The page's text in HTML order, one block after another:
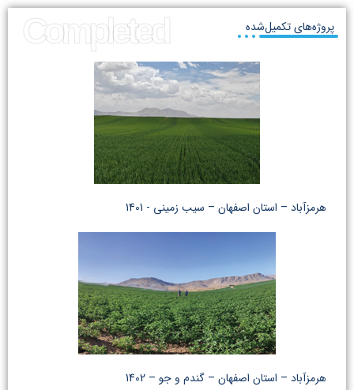
Completed پروژه‌های تکمیل‌شده
هرمزآباد – استان اصفهان – سیب زمینی - 1401
هرمزآباد – استان اصفهان – گندم و جو – 1402